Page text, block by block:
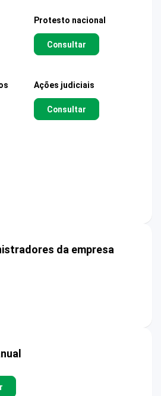
Protesto nacional
Consultar
Ações judiciais
Consultar
da empresa